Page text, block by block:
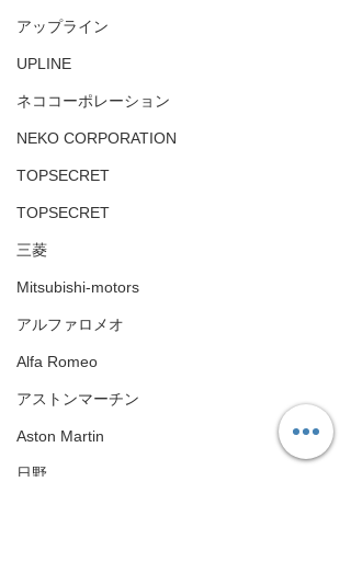
アップライン
UPLINE
ネココーポレーション
NEKO CORPORATION
TOPSECRET
TOPSECRET
三菱
Mitsubishi-motors
アルファロメオ
Alfa Romeo
アストンマーチン
Aston Martin
日野